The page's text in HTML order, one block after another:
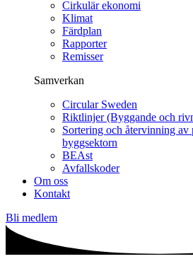
Cirkulär ekonomi
Klimat
Färdplan
Rapporter
Remisser
Samverkan
Circular Sweden
Riktlinjer (Byggande och
Sortering och återvinning
byggsektorn
BEAst
Avfallskoder
Om oss
Kontakt
Bli medlem